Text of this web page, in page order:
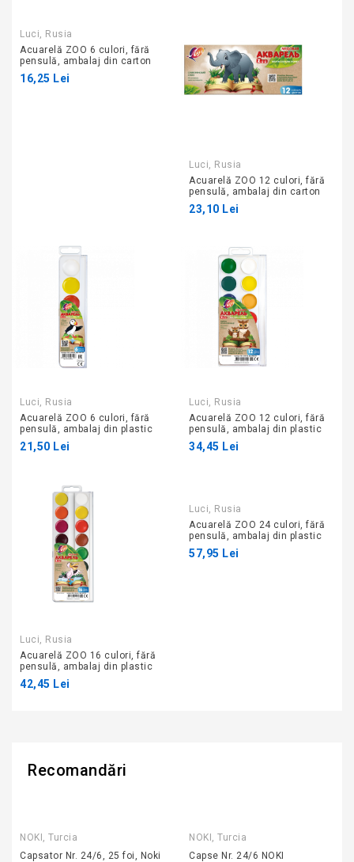
Luci, Rusia
Acuarelă ZOO 6 culori, fără
pensulă, ambalaj din carton
16,25 Lei
Luci, Rusia
Acuarelă ZOO 12 culori, fără
pensulă, ambalaj din carton
23,10 Lei
Luci, Rusia
Acuarelă ZOO 6 culori, fără
pensulă, ambalaj din plastic
21,50 Lei
Luci, Rusia
Acuarelă ZOO 12 culori, fără
pensulă, ambalaj din plastic
34,45 Lei
Luci, Rusia
Acuarelă ZOO 16 culori, fără
pensulă, ambalaj din plastic
42,45 Lei
Luci, Rusia
Acuarelă ZOO 24 culori, fără
pensulă, ambalaj din plastic
57,95 Lei
Recomandări
NOKI, Turcia
Capsator Nr. 24/6, 25 foi, Noki
NOKI, Turcia
Capse Nr. 24/6 NOKI